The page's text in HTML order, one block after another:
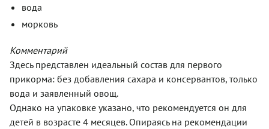
вода
морковь
Комментарий
Здесь представлен идеальный состав для первого
прикорма: без добавления сахара и консервантов, только
вода и заявленный овощ.
Однако на упаковке указано, что рекомендуется он для
детей в возрасте 4 месяцев. Опираясь на рекомендации